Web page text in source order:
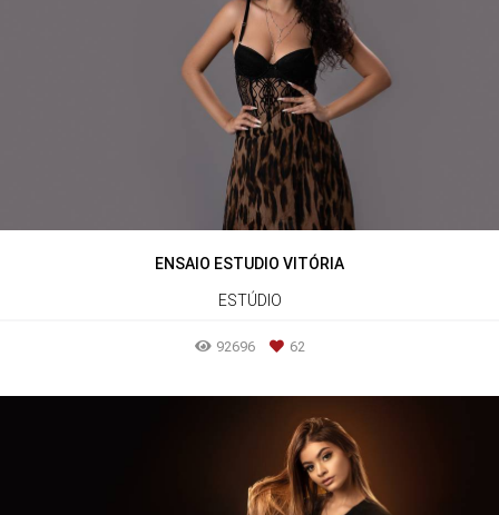
ENSAIO ESTUDIO VITÓRIA
ESTÚDIO
92696 62